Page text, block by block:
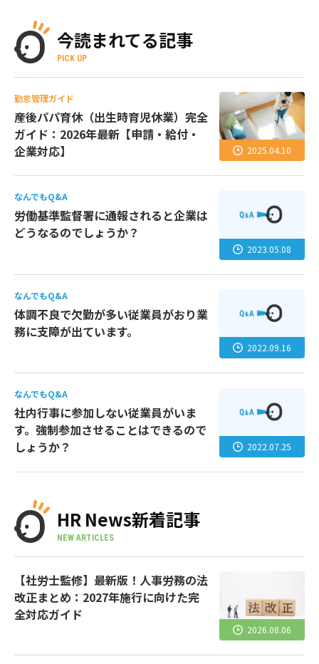
今読まれてる記事
PICK UP
勤怠管理ガイド
産後パパ育休（出生時育児休業）完全
ガイド：2026年最新【申請・給付・
企業対応】
2025.04.10
なんでもQ&A
労働基準監督署に通報されると企業は
どうなるのでしょうか？
2023.05.08
なんでもQ&A
体調不良で欠勤が多い従業員がおり業
務に支障が出ています。
2022.09.16
なんでもQ&A
社内行事に参加しない従業員がいま
す。強制参加させることはできるので
しょうか？
2022.07.25
HR News新着記事
NEW ARTICLES
【社労士監修】最新版！人事労務の法
改正まとめ：2027年施行に向けた完
全対応ガイド
2026.08.06